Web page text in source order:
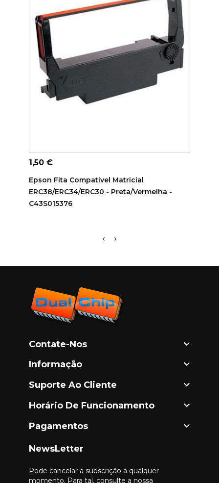
ADICIONAR AO CARRINHO
Preço
1,50 €
Epson Fita Compativel Matricial
ERC38/ERC34/ERC30 - Preta/vermelha -
C43S015376
Contate-Nos 
Informação 
Suporte Ao Cliente 
Horário De Funcionamento 
Pagamentos 
NewsLetter
Pode cancelar a subscrição a qualquer
momento. Para tal, consulte a nossa